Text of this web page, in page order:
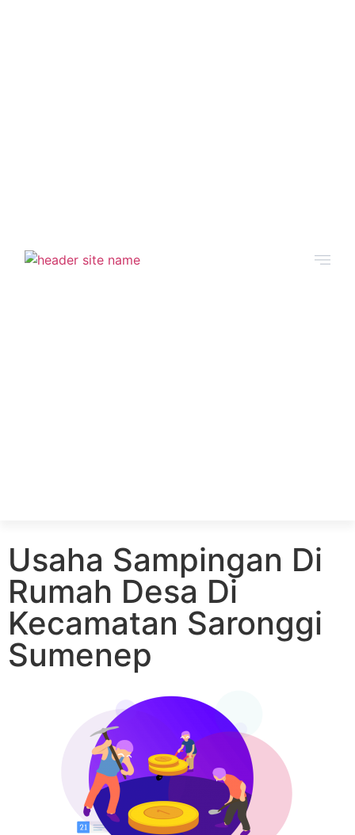
Usaha Sampingan Di
Rumah Desa Di
Kecamatan Saronggi
Sumenep